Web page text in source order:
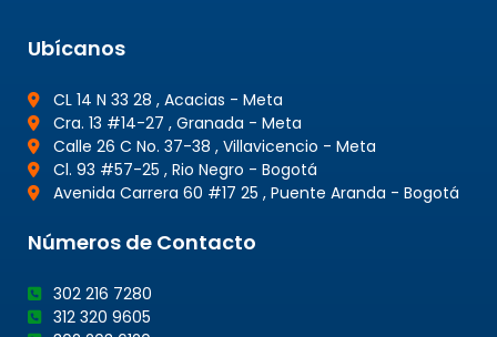
Ubícanos
CL 14 N 33 28 , Acacias - Meta
Cra. 13 #14-27 , Granada - Meta
Calle 26 C No. 37-38 , Villavicencio - Meta
Cl. 93 #57-25 , Rio Negro - Bogotá
Avenida Carrera 60 #17 25 , Puente Aranda - Bogotá
Números de Contacto
302 216 7280
312 320 9605